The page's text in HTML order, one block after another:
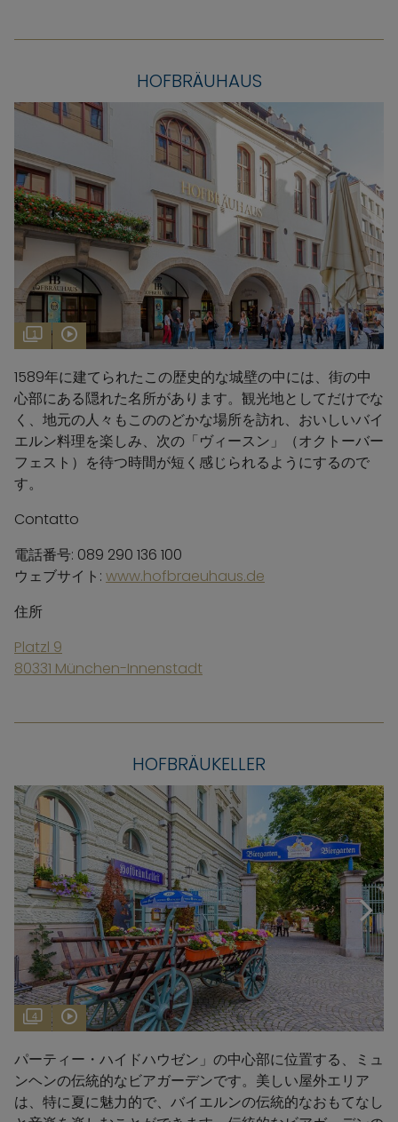
HOFBRÄUHAUS
1
1589年に建てられたこの歴史的な城壁の中には、街の中
心部にある隠れた名所があります。観光地としてだけでな
く、地元の人々もこののどかな場所を訪れ、おいしいバイ
エルン料理を楽しみ、次の「ヴィースン」（オクトーバー
フェスト）を待つ時間が短く感じられるようにするので
す。
Contatto
電話番号: 089 290 136 100
ウェブサイト: www.hofbraeuhaus.de
住所
Platzl 9
80331 München-Innenstadt
HOFBRÄUKELLER
4
パーティー・ハイドハウゼン」の中心部に位置する、ミュ
ンヘンの伝統的なビアガーデンです。美しい屋外エリア
は、特に夏に魅力的で、バイエルンの伝統的なおもてなし